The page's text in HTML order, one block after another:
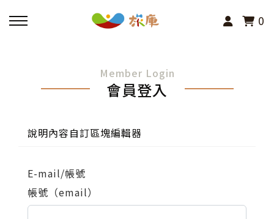
0
小旅行及主題導覽
講座、體驗與課程
其他活動
Member Login
會員登入
說明內容自訂區塊編輯器
E-mail/帳號
帳號（email）